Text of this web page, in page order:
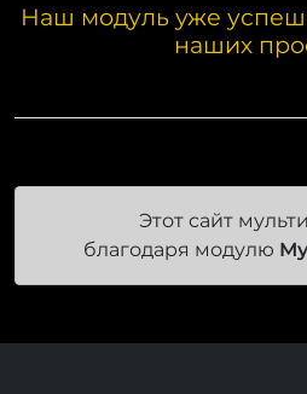
Наш модуль уже
наших
Этот сайт
благодаря модулю